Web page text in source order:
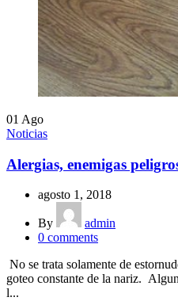
01 Ago
Noticias
Alergias, enemigas
agosto 1, 2018
By
admin
0 comments
No se trata solamente de
goteo constante de la nariz.
l...